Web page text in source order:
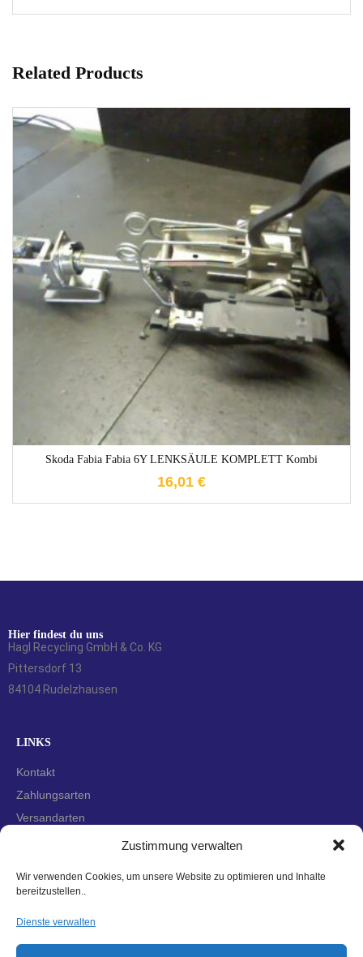
Zustimmung verwalten
Wir verwenden Cookies, um unsere Website zu optimieren und Inhalte
bereitzustellen..
Dienste verwalten
Related Products
Skoda Fabia Fabia 6Y LENKSÄULE KOMPLETT Kombi
16,01 €
1-3 Werktage
Hier findest du uns
Hagl Recycling GmbH & Co. KG
Pittersdorf 13
84104 Rudelzhausen
LINKS
Kontakt
Zahlungsarten
Versandarten
Datenschutzerklärung
Cookie-Richtlinie (EU)